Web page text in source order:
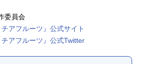
委員会
チアフルーツ』公式サイト
チアフルーツ』公式Twitter